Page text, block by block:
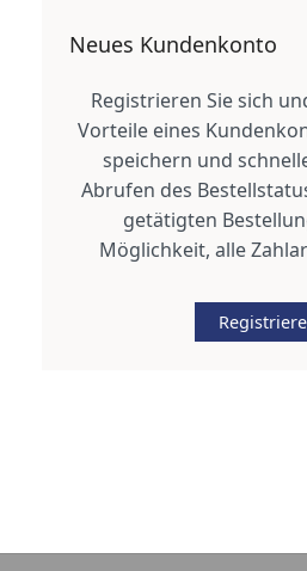
Neues Kundenkonto
Registrieren Sie sich
Vorteile eines
speichern und
Abrufen des
getätigten
Möglichkeit, alle